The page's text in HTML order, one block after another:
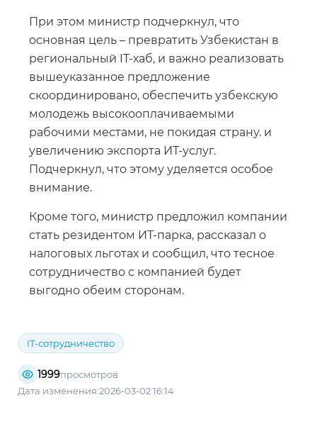
При этом министр подчеркнул, что
основная цель – превратить Узбекистан в
региональный IT-хаб, и важно реализовать
вышеуказанное предложение
скоординировано, обеспечить узбекскую
молодежь высокооплачиваемыми
рабочими местами, не покидая страну. и
увеличению экспорта ИТ-услуг.
Подчеркнул, что этому уделяется особое
внимание.
Кроме того, министр предложил компании
стать резидентом ИТ-парка, рассказал о
налоговых льготах и ​​сообщил, что тесное
сотрудничество с компанией будет
выгодно обеим сторонам.
IT-сотрудничество
1999просмотров
Дата изменения:2026-03-02 16:14